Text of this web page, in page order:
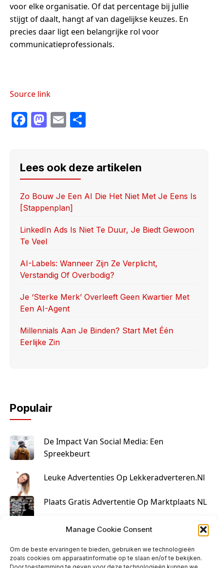
Manage Cookie Consent
Om de beste ervaringen te bieden, gebruiken we technologieën
zoals cookies om apparaatinformatie op te slaan en/of te bekijken.
voor elke organisatie. Of dat percentage bij jullie
stijgt of daalt, hangt af van dagelijkse keuzes. En
precies daar ligt een belangrijke rol voor
communicatieprofessionals.
Source link
F
e
b
o
o
k
M
o
d
o
n
E
e
Lees ook deze artikelen
Zo Bouw Je Een AI Die Het Niet Met Je Eens Is
[stappenplan]
LinkedIn Ads Is Niet Te Duur, Je Biedt Gewoon
Te Veel
AI-Labels: Wanneer Zijn Ze Verplicht,
Verstandig Of Overbodig?
Je ‘sterke Merk’ Overleeft Geen Kwartier Met
Een AI-Agent
Millennials Aan Je Binden? Start Met Één
Eerlijke Zin
Populair
De Impact Van Social Media: Een
Spreekbeurt
Leuke Advertenties Op Lekkeradverteren.nl
Plaats Gratis Advertentie Op Marktplaats NL
Kruisbestuiving Voor Succesvolle Marketing